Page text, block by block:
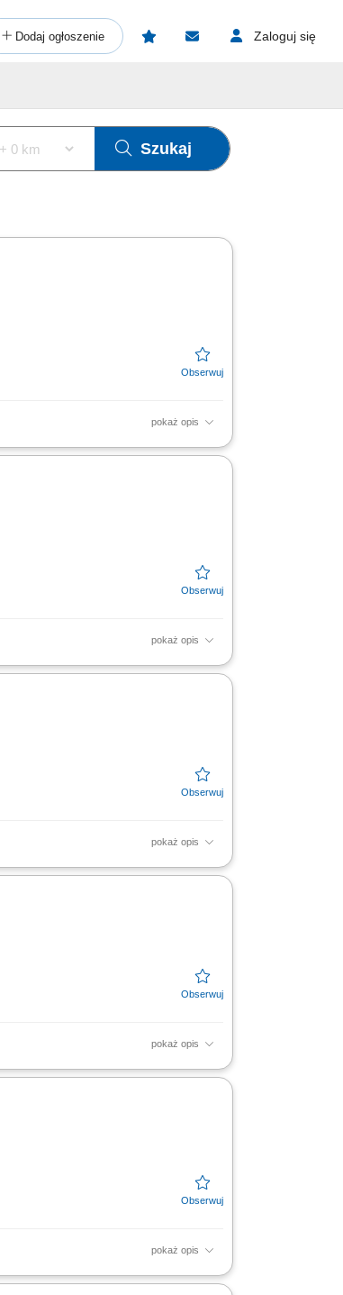
Dodaj ogłoszenie Zaloguj się
Szukaj
pokaż opis
in Switzerland. The GO&T team
pokaż opis
niezawodności
pokaż opis
i utrzymywaniu dokumentacji
pokaż opis
montażowe) Obsługa
pokaż opis
dokumentacji; Wspieranie